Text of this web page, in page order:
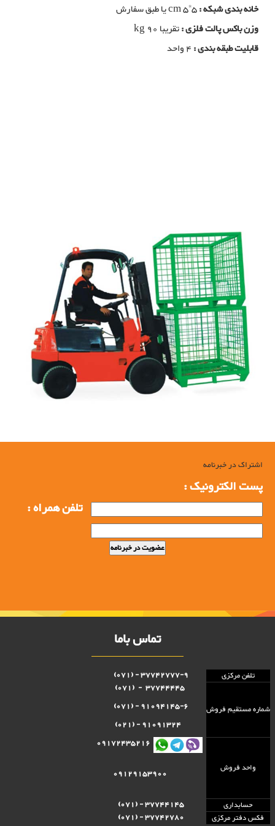
خانه بندی شبکه :cm 5*5 یا طبق سفارش
وزن باکس پالت فلزی :تقریبا kg 90
قابلیت طبقه بندی :
اشتراک در خبرنامه
پست الکترونیک :
تلفن همراه :
تماس باما
تلفن مرکزی 37742777-9 - (071)
شماره مستقيم فروش
91094145-6 - (071)
واحد فروش
09172435216
حسابداری
37744145 - (071)
فکس دفتر مرکزی
37742780 - (071)